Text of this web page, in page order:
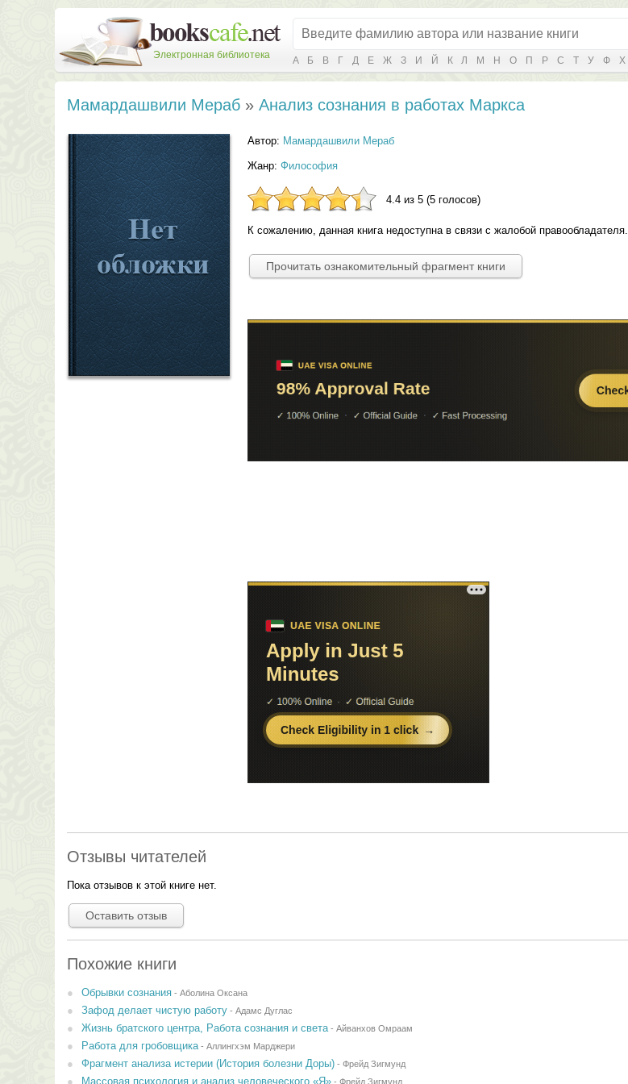
Электронная библиотека А Б В Г Д Е Ж З И Й К Л М Н О П Р С Т У Ф Х
Мамардашвили Мераб» Анализ сознания в работах Маркса
Автор: Мамардашвили Мераб
Жанр: Философия
4.4 из 5 (5 голосов)
К сожалению, данная книга недоступна в связи с жалобой правообладателя.
Прочитать ознакомительный фрагмент книги
Отзывы читателей
Пока отзывов к этой книге нет.
Оставить отзыв
Похожие книги
Обрывки сознания- Аболина Оксана
Зафод делает чистую работу- Адамс Дуглас
Жизнь братского центра, Работа сознания и света- Айванхов Омраам
Работа для гробовщика- Аллингхэм Марджери
Фрагмент анализа истерии (История болезни Доры)- Фрейд Зигмунд
Массовая психология и анализ человеческого «Я»- Фрейд Зигмунд